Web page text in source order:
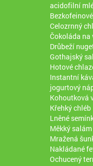
acidofilní
Celozrnný
Čokoláda na
Drůbeží
Gothajský
Hotové
Instantní
jogurtový
Kohoutková
Křehký chléb
Lněné
Měkký salám
Mražená
Nakládané
Ochucený